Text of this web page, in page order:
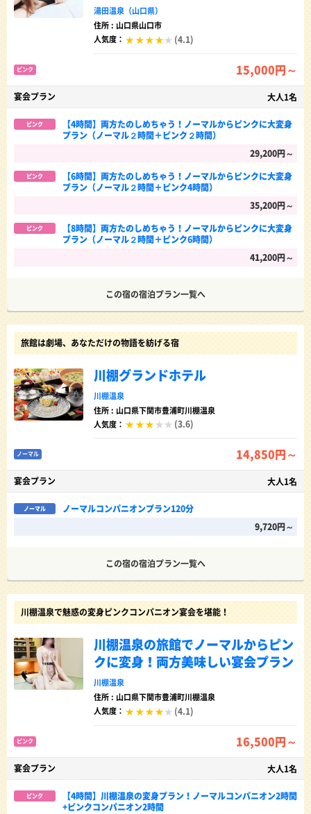
湯田温泉（山口県）
住所 : 山口県山口市
人気度：
(4.1)
ピンク 15,000円～
宴会プラン 大人1名
ピンク
【4時間】両方たのしめちゃう！ノーマルからピンクに大変身
プラン（ノーマル２時間＋ピンク２時間）
29,200円～
ピンク
【6時間】両方たのしめちゃう！ノーマルからピンクに大変身
プラン（ノーマル２時間＋ピンク4時間）
35,200円～
ピンク
【8時間】両方たのしめちゃう！ノーマルからピンクに大変身
プラン（ノーマル２時間＋ピンク6時間）
41,200円～
この宿の宿泊プラン一覧へ
旅館は劇場、あなただけの物語を紡げる宿
川棚グランドホテル
川棚温泉
住所 : 山口県下関市豊浦町川棚温泉
人気度：
(3.6)
ノーマル 14,850円～
宴会プラン 大人1名
ノーマル
ノーマルコンパニオンプラン120分
9,720円～
この宿の宿泊プラン一覧へ
川棚温泉で魅惑の変身ピンクコンパニオン宴会を堪能！
川棚温泉の旅館でノーマルからピン
クに変身！両方美味しい宴会プラン
川棚温泉
住所 : 山口県下関市豊浦町川棚温泉
人気度：
(4.1)
ピンク 16,500円～
宴会プラン 大人1名
ピンク
【4時間】川棚温泉の変身プラン！ノーマルコンパニオン2時間
+ピンクコンパニオン2時間